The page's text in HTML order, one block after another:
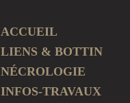
ACCUEIL
LIENS & BOTTIN
NÉCROLOGIE
INFOS-TRAVAUX